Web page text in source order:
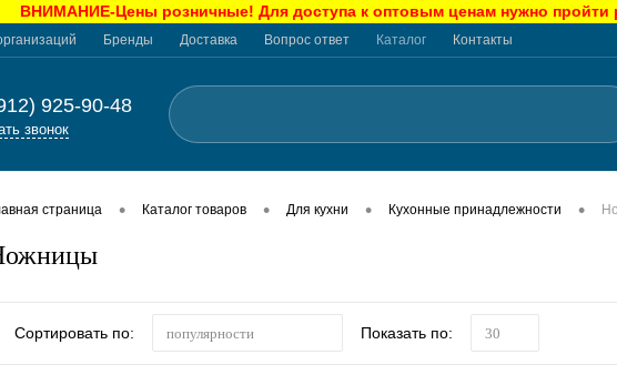
ВНИМАНИЕ-Цены розничные! Для доступа к оптовым ценам нужно пройти
Бренды Доставка Вопрос ответ Каталог Контакты
925-90-48
звонок
страница • Каталог товаров • Для кухни • Кухонные принадлежности •
Сортировать по: популярности Показать по: 30